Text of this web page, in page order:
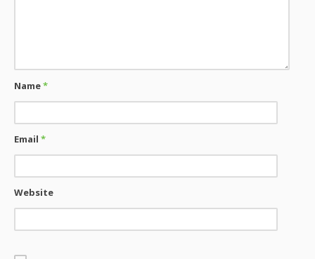
Name*
Email*
Website